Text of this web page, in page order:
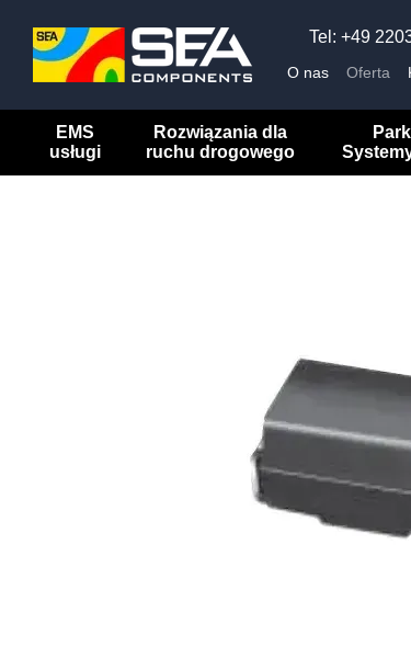
Tel: +49
O nas Oferta
EMS
usługi
Rozwiązania dla
ruchu drogowego